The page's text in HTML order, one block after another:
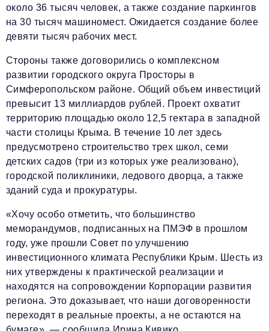
около 36 тысяч человек, а также создание паркингов
на 30 тысяч машиномест. Ожидается создание более
девяти тысяч рабочих мест.
Стороны также договорились о комплексном
развитии городского округа Просторы в
Симферопольском районе. Общий объем инвестиций
превысит 13 миллиардов рублей. Проект охватит
территорию площадью около 12,5 гектара в западной
части столицы Крыма. В течение 10 лет здесь
предусмотрено строительство трех школ, семи
детских садов (три из которых уже реализовано),
городской поликлиники, ледового дворца, а также
зданий суда и прокуратуры.
«Хочу особо отметить, что большинство
меморандумов, подписанных на ПМЭФ в прошлом
году, уже прошли Совет по улучшению
инвестиционного климата Республики Крым. Шесть из
них утверждены к практической реализации и
находятся на сопровождении Корпорации развития
региона. Это доказывает, что наши договоренности
переходят в реальные проекты, а не остаются на